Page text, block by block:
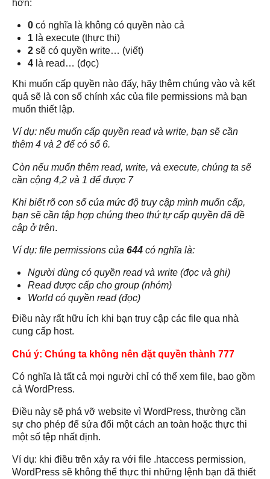
hơn:
0 có nghĩa là không có quyền nào cả
1 là execute (thực thi)
2 sẽ có quyền write… (viết)
4 là read… (đọc)
Khi muốn cấp quyền nào đấy, hãy thêm chúng vào và kết
quả sẽ là con số chính xác của file permissions mà bạn
muốn thiết lập.
Ví dụ: nếu muốn cấp quyền read và write, bạn sẽ cần
thêm 4 và 2 để có số 6.
Còn nếu muốn thêm read, write, và execute, chúng ta sẽ
cần cộng 4,2 và 1 để được 7
Khi biết rõ con số của mức độ truy cập mình muốn cấp,
bạn sẽ cần tập hợp chúng theo thứ tự cấp quyền đã đề
cập ở trên.
Ví dụ: file permissions của 644 có nghĩa là:
Người dùng có quyền read và write (đọc và ghi)
Read được cấp cho group (nhóm)
World có quyền read (đọc)
Điều này rất hữu ích khi bạn truy cập các file qua nhà
cung cấp host.
Chú ý: Chúng ta không nên đặt quyền thành 777
Có nghĩa là tất cả mọi người chỉ có thể xem file, bao gồm
cả WordPress.
Điều này sẽ phá vỡ website vì WordPress, thường cần
sự cho phép để sửa đổi một cách an toàn hoặc thực thi
một số tệp nhất định.
Ví dụ: khi điều trên xảy ra với file .htaccess permission,
WordPress sẽ không thể thực thi những lệnh bạn đã thiết